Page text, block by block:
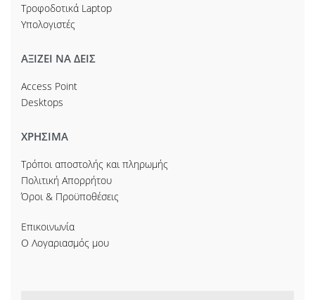
Τροφοδοτικά Laptop
Υπολογιστές
ΑΞΙΖΕΙ ΝΑ ΔΕΙΣ
Access Point
Desktops
ΧΡΗΣΙΜΑ
Τρόποι αποστολής και πληρωμής
Πολιτική Απορρήτου
Όροι & Προϋποθέσεις
Επικοινωνία
Ο Λογαριασμός μου